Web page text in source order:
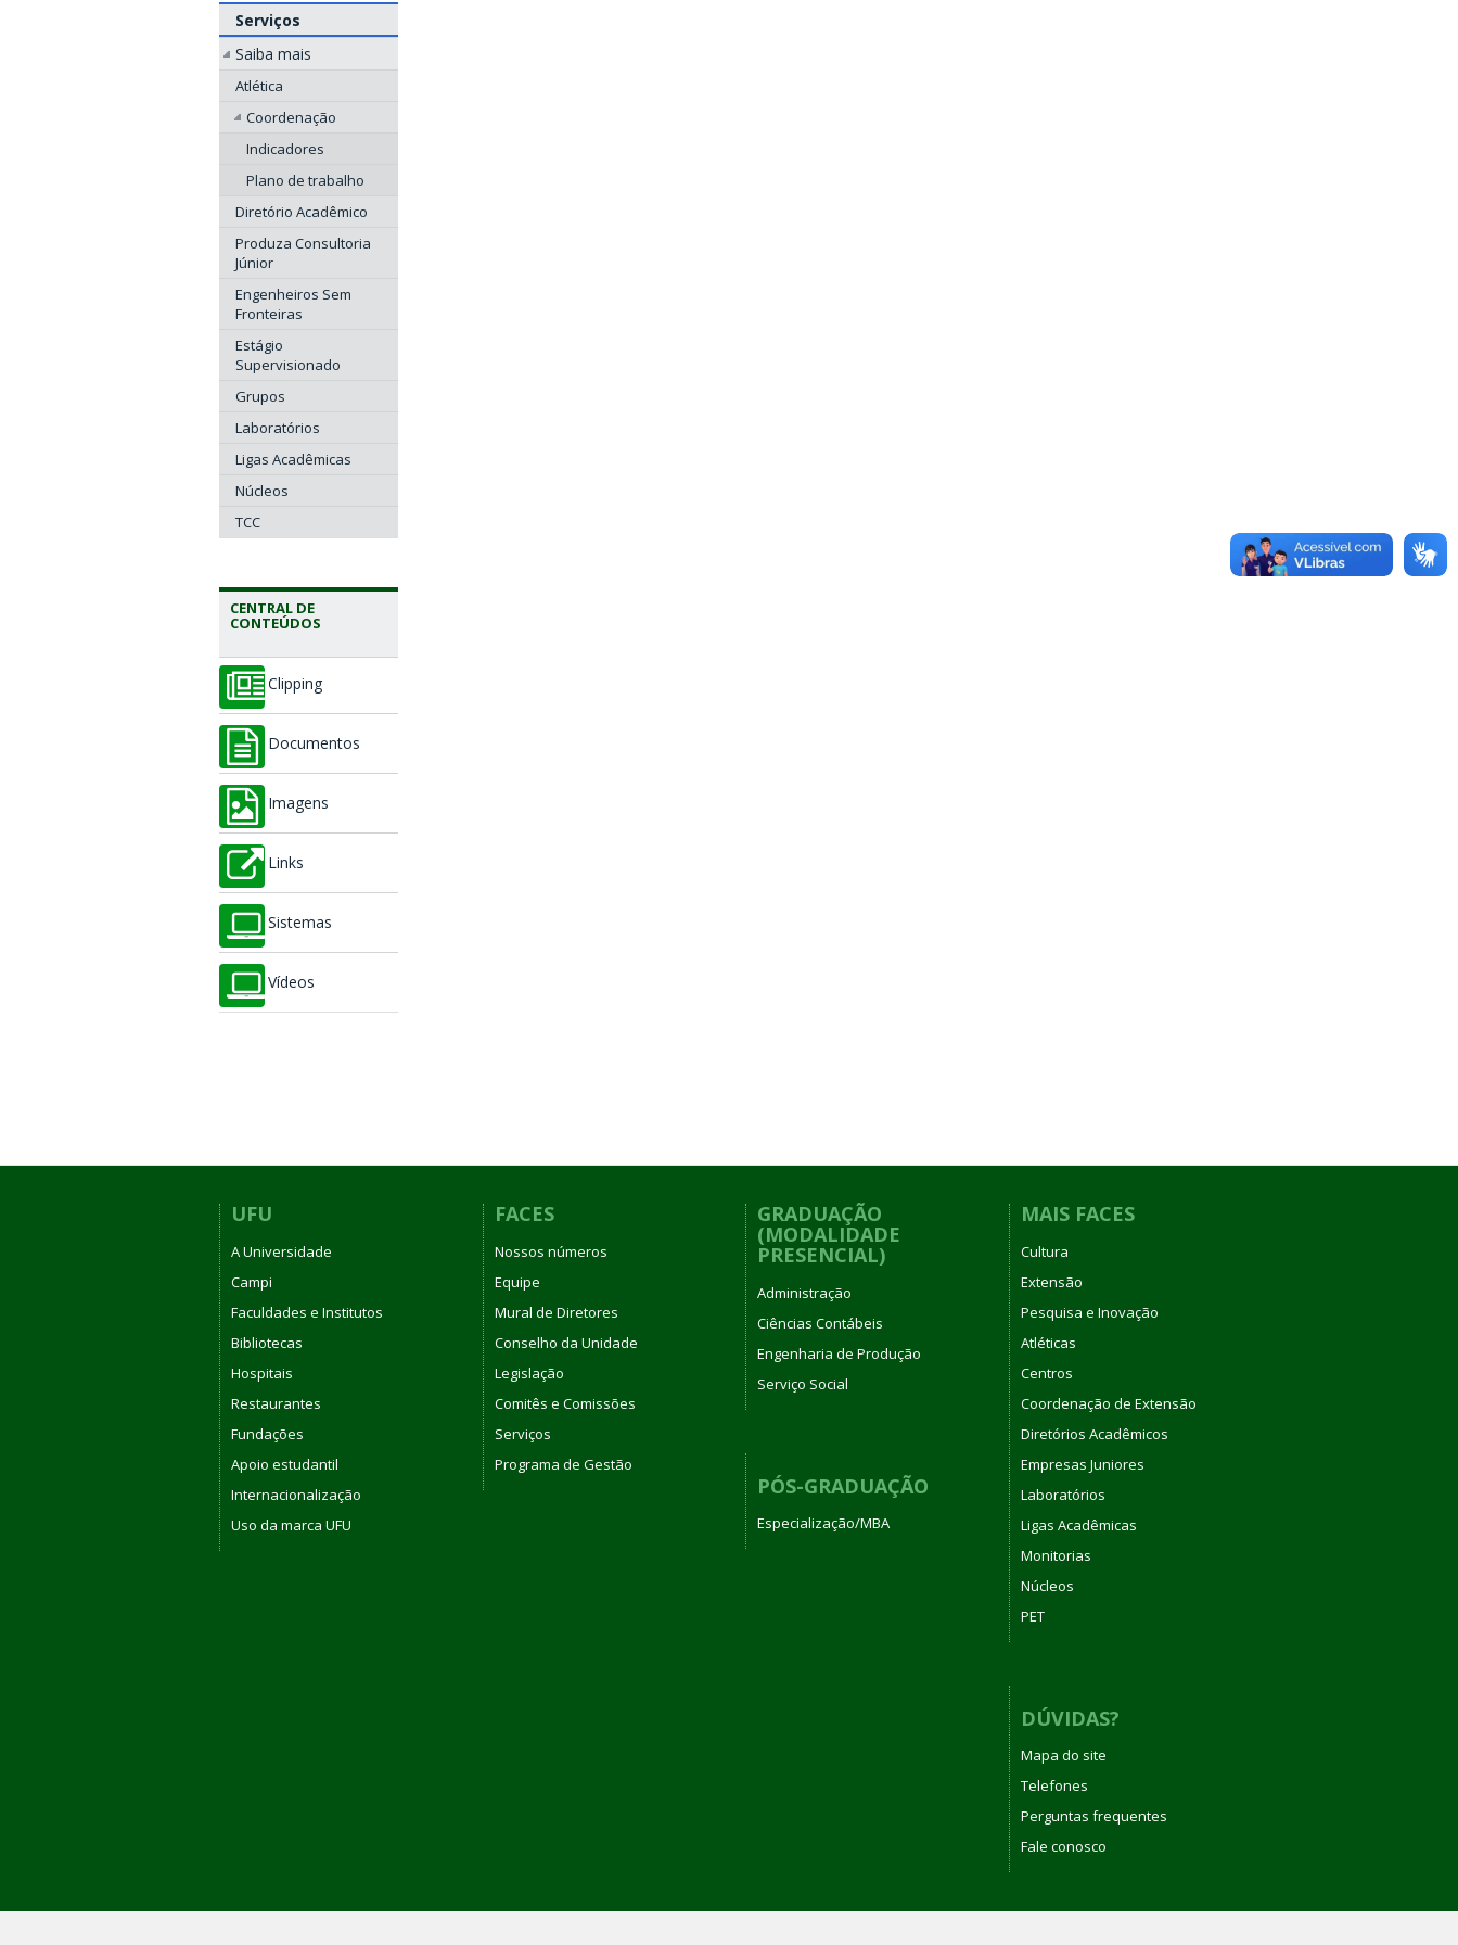
Serviços
Saiba mais
Atlética
Coordenação
Indicadores
Plano de trabalho
Diretório Acadêmico
Produza Consultoria
Júnior
Engenheiros Sem
Fronteiras
Estágio
Supervisionado
Grupos
Laboratórios
Ligas Acadêmicas
Núcleos
TCC
CENTRAL DE
CONTEÚDOS
Clipping
Documentos
Imagens
Links
Sistemas
Vídeos
UFU
A Universidade
Campi
Faculdades e Institutos
Bibliotecas
Hospitais
Restaurantes
Fundações
Apoio estudantil
Internacionalização
Uso da marca UFU
FACES
Nossos números
Equipe
Mural de Diretores
Conselho da Unidade
Legislação
Comitês e Comissões
Serviços
Programa de Gestão
GRADUAÇÃO
(MODALIDADE
PRESENCIAL)
Administração
Ciências Contábeis
Engenharia de Produção
Serviço Social
PÓS-GRADUAÇÃO
Especialização/MBA
MAIS FACES
Cultura
Extensão
Pesquisa e Inovação
Atléticas
Centros
Coordenação de Extensão
Diretórios Acadêmicos
Empresas Juniores
Laboratórios
Ligas Acadêmicas
Monitorias
Núcleos
PET
DÚVIDAS?
Mapa do site
Telefones
Perguntas frequentes
Fale conosco